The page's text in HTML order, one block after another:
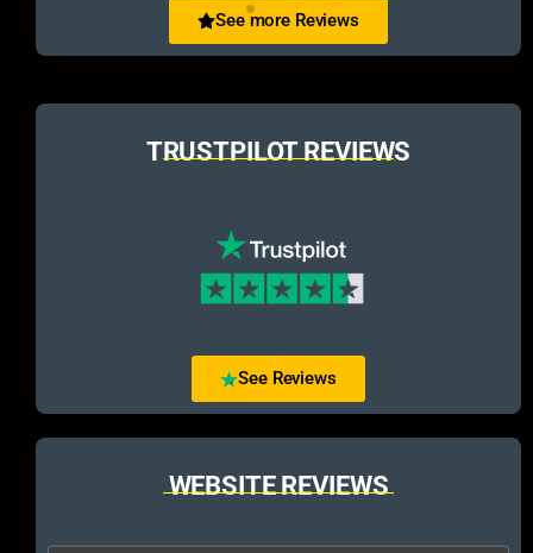
See more Reviews
TRUSTPILOT REVIEWS
See Reviews
WEBSITE REVIEWS